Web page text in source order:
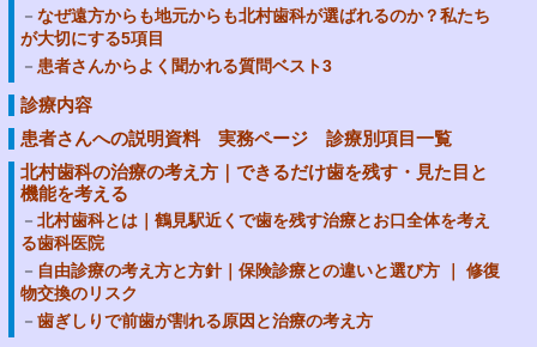
なぜ遠方からも地元からも北村歯科が選ばれるのか？私たち
が大切にする5項目
患者さんからよく聞かれる質問ベスト3
診療内容
患者さんへの説明資料 実務ページ 診療別項目一覧
北村歯科の治療の考え方｜できるだけ歯を残す・見た目と
機能を考える
北村歯科とは｜鶴見駅近くで歯を残す治療とお口全体を考え
る歯科医院
自由診療の考え方と方針｜保険診療との違いと選び方 ｜ 修復
物交換のリスク
歯ぎしりで前歯が割れる原因と治療の考え方